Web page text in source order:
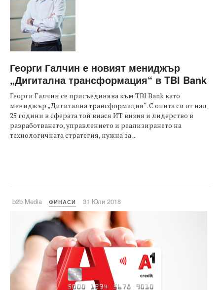
Георги Галчин е новият мениджър
„Дигитална трансформация“ в TBI Bank
Георги Галчин се присъединява към TBI Bank като
мениджър „Дигитална трансформация“. С опита си от над
25 години в сферата той внася ИТ визия и лидерство в
разработването, управлението и реализирането на
технологичната стратегия, нужна за ...
b2b Media ФИНАСИ 31 Юли 2018